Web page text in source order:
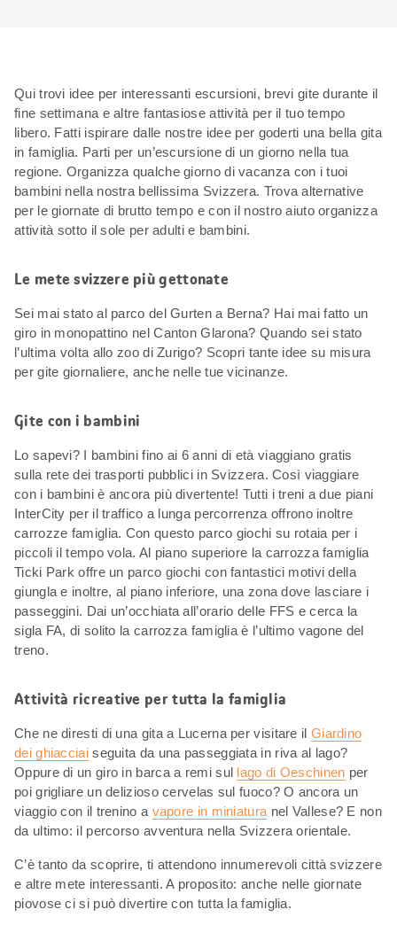
Qui trovi idee per interessanti escursioni, brevi gite durante il
fine settimana e altre fantasiose attività per il tuo tempo
libero. Fatti ispirare dalle nostre idee per goderti una bella gita
in famiglia. Parti per un’escursione di un giorno nella tua
regione. Organizza qualche giorno di vacanza con i tuoi
bambini nella nostra bellissima Svizzera. Trova alternative
per le giornate di brutto tempo e con il nostro aiuto organizza
attività sotto il sole per adulti e bambini.
Le mete svizzere più gettonate
Sei mai stato al parco del Gurten a Berna? Hai mai fatto un
giro in monopattino nel Canton Glarona? Quando sei stato
l’ultima volta allo zoo di Zurigo? Scopri tante idee su misura
per gite giornaliere, anche nelle tue vicinanze.
Gite con i bambini
Lo sapevi? I bambini fino ai 6 anni di età viaggiano gratis
sulla rete dei trasporti pubblici in Svizzera. Così viaggiare
con i bambini è ancora più divertente! Tutti i treni a due piani
InterCity per il traffico a lunga percorrenza offrono inoltre
carrozze famiglia. Con questo parco giochi su rotaia per i
piccoli il tempo vola. Al piano superiore la carrozza famiglia
Ticki Park offre un parco giochi con fantastici motivi della
giungla e inoltre, al piano inferiore, una zona dove lasciare i
passeggini. Dai un’occhiata all’orario delle FFS e cerca la
sigla FA, di solito la carrozza famiglia è l’ultimo vagone del
treno.
Attività ricreative per tutta la famiglia
Che ne diresti di una gita a Lucerna per visitare il Giardino
dei ghiacciaiseguita da una passeggiata in riva al lago?
Oppure di un giro in barca a remi sul lago di Oeschinen per
poi grigliare un delizioso cervelas sul fuoco? O ancora un
viaggio con il trenino a vapore in miniatura nel Vallese? E non
da ultimo: il percorso avventura nella Svizzera orientale.
C’è tanto da scoprire, ti attendono innumerevoli città svizzere
e altre mete interessanti. A proposito: anche nelle giornate
piovose ci si può divertire con tutta la famiglia.